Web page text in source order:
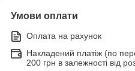
Умови оплати
Оплата на рахунок
Накладений платіж (по
200 грн в залежності від